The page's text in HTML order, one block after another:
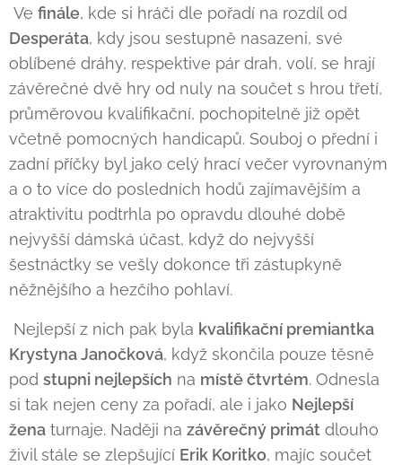
Ve finále, kde si hráči dle pořadí na rozdíl od
Desperáta, kdy jsou sestupně nasazeni, své
oblíbené dráhy, respektive pár drah, volí, se hrají
závěrečné dvě hry od nuly na součet s hrou třetí,
průměrovou kvalifikační, pochopitelně již opět
včetně pomocných handicapů. Souboj o přední i
zadní příčky byl jako celý hrací večer vyrovnaným
a o to více do posledních hodů zajímavějším a
atraktivitu podtrhla po opravdu dlouhé době
nejvyšší dámská účast, když do nejvyšší
šestnáctky se vešly dokonce tři zástupkyně
něžnějšího a hezčího pohlaví.
Nejlepší z nich pak byla kvalifikační premiantka
Krystyna Janočková, když skončila pouze těsně
pod stupni nejlepších na místě čtvrtém. Odnesla
si tak nejen ceny za pořadí, ale i jako Nejlepší
žena turnaje. Naději na závěrečný primát dlouho
živil stále se zlepšující Erik Koritko, majíc součet